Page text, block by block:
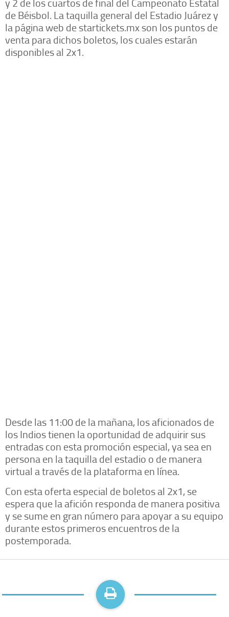
de Béisbol. La taquilla general del Estadio Juárez y
la página web de startickets.mx son los puntos de
venta para dichos boletos, los cuales estarán
disponibles al 2x1.
Desde las 11:00 de la mañana, los aficionados de
los Indios tienen la oportunidad de adquirir sus
entradas con esta promoción especial, ya sea en
persona en la taquilla del estadio o de manera
virtual a través de la plataforma en línea.
Con esta oferta especial de boletos al 2x1, se
espera que la afición responda de manera positiva
y se sume en gran número para apoyar a su equipo
durante estos primeros encuentros de la
postemporada.